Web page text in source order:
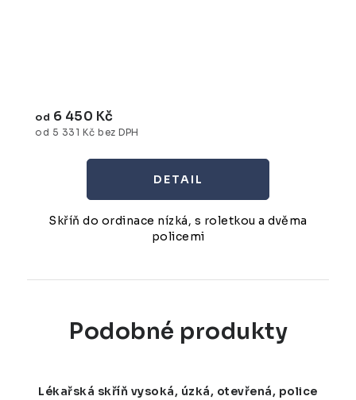
od 5 331 Kč bez DPH
od 6 450 Kč
Skříň do ordinace nízká, s roletkou a dvěma
policemi
Podobné produkty
Lékařská skříň vysoká, úzká, otevřená, police